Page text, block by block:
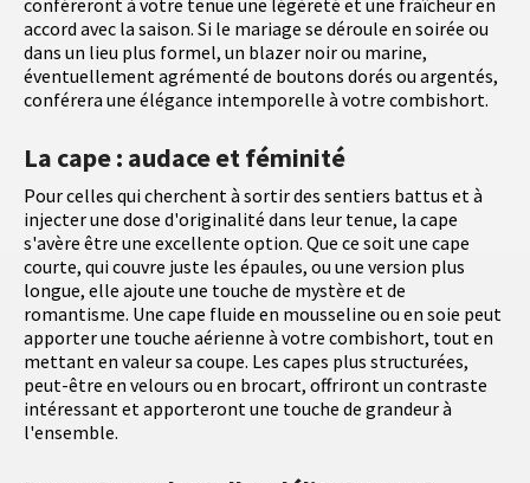
accord avec la saison. Si le mariage se déroule en soirée ou
dans un lieu plus formel, un blazer noir ou marine,
éventuellement agrémenté de boutons dorés ou argentés,
conférera une élégance intemporelle à votre combishort.
La cape : audace et féminité
Pour celles qui cherchent à sortir des sentiers battus et à
injecter une dose d'originalité dans leur tenue, la cape
s'avère être une excellente option. Que ce soit une cape
courte, qui couvre juste les épaules, ou une version plus
longue, elle ajoute une touche de mystère et de
romantisme. Une cape fluide en mousseline ou en soie peut
apporter une touche aérienne à votre combishort, tout en
mettant en valeur sa coupe. Les capes plus structurées,
peut-être en velours ou en brocart, offriront un contraste
intéressant et apporteront une touche de grandeur à
l'ensemble.